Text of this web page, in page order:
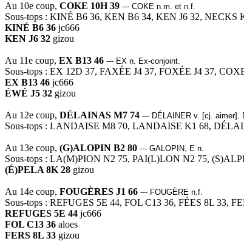
Au 10e coup, COKE 10H 39 --- COKE n.m. et n.f.
Sous-tops : KINÉ B6 36, KEN B6 34, KEN J6 32, NECKS
KINÉ B6 36 jc666
KEN J6 32 gizou
Au 11e coup, EX B13 46 --- EX n. Ex-conjoint.
Sous-tops : EX 12D 37, FAXÉE J4 37, FOXÉE J4 37,
EX B13 46 jc666
ÉWÉ J5 32 gizou
Au 12e coup, DÉLAINAS M7 74 --- DÉLAINER v. [cj. aimer].
Sous-tops : LANDAISE M8 70, LANDAISE K1 68,
Au 13e coup, (G)ALOPIN B2 80 --- GALOPIN, E n.
Sous-tops : LA(M)PION N2 75, PAI(L)LON N2 75,
(É)PELA 8K 28 gizou
Au 14e coup, FOUGÈRES J1 66 --- FOUGÈRE n.f.
Sous-tops : REFUGES 5E 44, FOL C13 36, FÉES 8L 33,
REFUGES 5E 44 jc666
FOL C13 36 aloes
FERS 8L 33 gizou